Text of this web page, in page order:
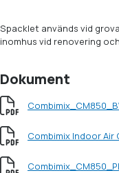
Spacklet används vid
inomhus vid renovering
Dokument
Combimix Indoor